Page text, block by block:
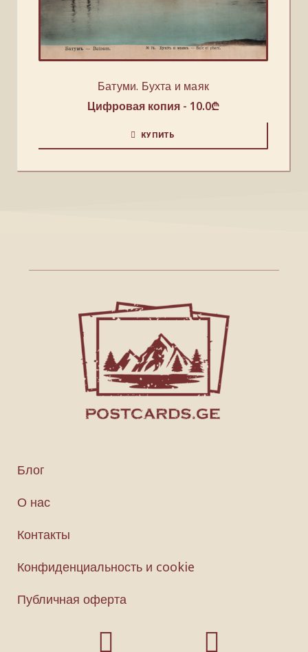
Батуми. Бухта и маяк
Цифровая копия - 10.0₾
КУПИТЬ
Блог
О нас
Контакты
Конфиденциальность и cookie
Публичная оферта